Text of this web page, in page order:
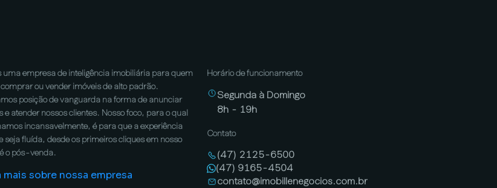
uma empresa de inteligência imobiliária para quem
ou vender imóveis de alto padrão.
posição de vanguarda na forma de anunciar
e atender nossos clientes. Nosso foco, para o qual
incansavelmente, é para que a experiência
seja fluída, desde os primeiros cliques em nosso
o pós-venda.
mais sobre nossa empresa
Horário de funcionamento
Segunda à Domingo
8h - 19h
Contato
(47) 2125-6500
(47) 9165-4504
contato@imobillenegocios.com.br